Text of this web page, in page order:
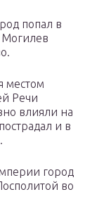
попал в
Могилев
местом
Речи
влияли на
и в
город
во